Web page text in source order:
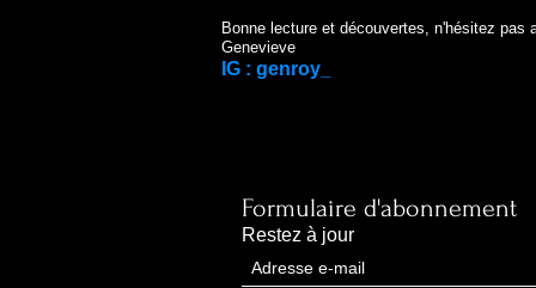
Bonne lecture et découvertes, n'hésitez
Genevieve
IG : genroy_
Formulaire d'abonnement
Restez à jour